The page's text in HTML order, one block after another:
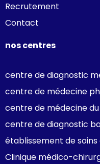
Recrutement
Contact
nos centres
centre de diagnostic
centre de médecine
centre de médecine
centre de diagnostic
établissement de
Clinique médico-